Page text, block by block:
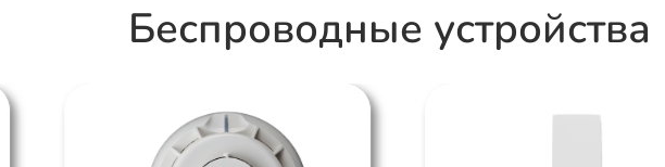
Беспроводные устройства